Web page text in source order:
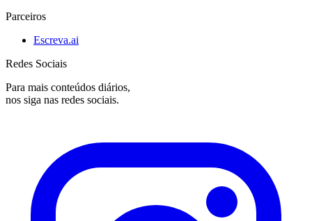
Parceiros
Escreva.ai
Redes Sociais
Para mais conteúdos diários,
nos siga nas redes sociais.